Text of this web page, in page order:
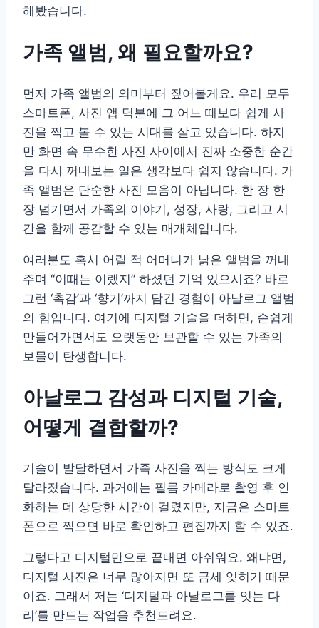
해봤습니다.
가족 앨범, 왜 필요할까요?
먼저 가족 앨범의 의미부터 짚어볼게요. 우리 모두
스마트폰, 사진 앱 덕분에 그 어느 때보다 쉽게 사
진을 찍고 볼 수 있는 시대를 살고 있습니다. 하지
만 화면 속 무수한 사진 사이에서 진짜 소중한 순간
을 다시 꺼내보는 일은 생각보다 쉽지 않습니다. 가
족 앨범은 단순한 사진 모음이 아닙니다. 한 장 한
장 넘기면서 가족의 이야기, 성장, 사랑, 그리고 시
간을 함께 공감할 수 있는 매개체입니다.
여러분도 혹시 어릴 적 어머니가 낡은 앨범을 꺼내
주며 “이때는 이랬지” 하셨던 기억 있으시죠? 바로
그런 ‘촉감’과 ‘향기’까지 담긴 경험이 아날로그 앨범
의 힘입니다. 여기에 디지털 기술을 더하면, 손쉽게
만들어가면서도 오랫동안 보관할 수 있는 가족의
보물이 탄생합니다.
아날로그 감성과 디지털 기술,
어떻게 결합할까?
기술이 발달하면서 가족 사진을 찍는 방식도 크게
달라졌습니다. 과거에는 필름 카메라로 촬영 후 인
화하는 데 상당한 시간이 걸렸지만, 지금은 스마트
폰으로 찍으면 바로 확인하고 편집까지 할 수 있죠.
그렇다고 디지털만으로 끝내면 아쉬워요. 왜냐면,
디지털 사진은 너무 많아지면 또 금세 잊히기 때문
이죠. 그래서 저는 ‘디지털과 아날로그를 잇는 다
리’를 만드는 작업을 추천드려요.